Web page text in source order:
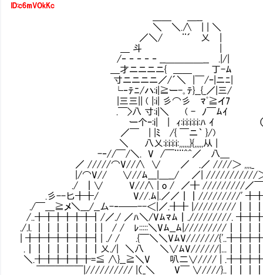
ID:c6mVOkKc
＼ ＼.∧ | | ＼
／＼/ ¨´ 乂 |
＿ 斗 |
/‐ ‐ ‐ ‐ ‐ __＿＿＿＿__ .|/|
＿才ニニニニ{ ＿＿ 丁-ﾑ
寸ニニニニ／/´＼ |￣/ｰ|ニﾆ|
└‐ﾃﾆ/ハ:i|≧ー-｡ﾃ}__{_／|三/
|三三|| ( |:i| 彡⌒彡 ﾏﾟ≧イ7
.￣>八 寸:i|＼ ( - ﾉ￣ﾑｲ
ー个ｰ:i| | ｨ:i:i:i:i:i:ﾊ ｲ （少なくとも貴方の前
／￣ | |ﾐ /{ ￣ニ｀ }/)
＼ 八乂:i:i:i:i:,,,,,,}{,,,,,从 |
-‐//￣/＼. V /￣¨¨^^／ 八＿
／ /////⌒V//∧ ∨ ／ .／ ////＞ ,,,,_
|/⌒V// ∨//ﾑ___|＿__/ ／| ///////////
./ ┃∨ V//∧ | o / ／╋ /////////／￣`
.彡--匕╋╋/ V//.ﾑ|.／／┃┃/////////'
./￣＿≧メ＼___/__厶-‐──--＜|／.╋╋ |/////////
/..╋╋╋╋╋╋┫/／./ ／ﾊ＼/Vﾑﾏﾑ┃./////////.
./.l. ┃┃┃┃┃┃┃| / / ﾚ:::::＼Vﾑ__ﾑ|/////////
| ╋╋╋╋╋╋╋┫| ./ / .{￣＼＼VﾑV///////
.┃┃┃┃┃┃┃┃乂./| ＼八 ＼∨ﾑV//////
＼.╋╋╋╋╋╋=≦ ∧}__≧＼V 叭二∨//// |
￣￣￣￣￣|////////// |（_＼ V￣ ∨////